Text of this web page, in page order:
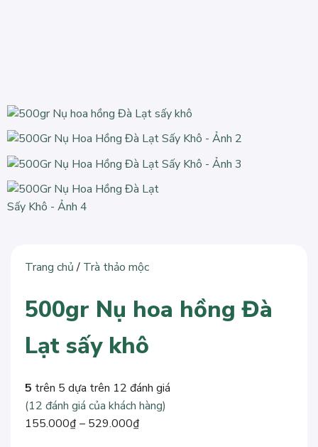
Trang chủ / Trà thảo mộc
500gr Nụ hoa hồng Đà
Lạt sấy khô
5 trên 5 dựa trên 12 đánh giá
(12 đánh giá của khách hàng)
155.000₫– 529.000₫Khoảng